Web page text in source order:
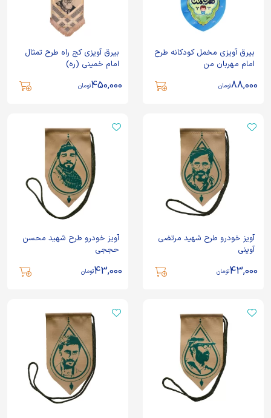
بیرق آویزی مخمل کودکانه طرح
امام مهربان من
88,000تومان
بیرق آویزی کج راه طرح تمثال
امام خمینی (ره)
450,000تومان
آویز خودرو طرح شهید مرتضی
آوینی
43,000تومان
آویز خودرو طرح شهید محسن
حججی
43,000تومان